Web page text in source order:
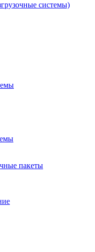
системы)
пакеты